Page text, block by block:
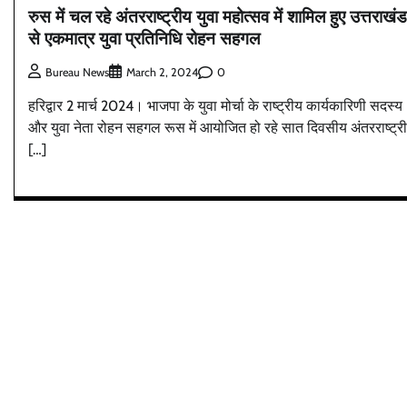
रुस में चल रहे अंतरराष्ट्रीय युवा महोत्सव में शामिल हुए उत्तराखंड
से एकमात्र युवा प्रतिनिधि रोहन सहगल
Bureau News March 2, 2024 0
हरिद्वार 2 मार्च 2024। भाजपा के युवा मोर्चा के राष्ट्रीय कार्यकारिणी सदस्य
और युवा नेता रोहन सहगल रूस में आयोजित हो रहे सात दिवसीय
[…]